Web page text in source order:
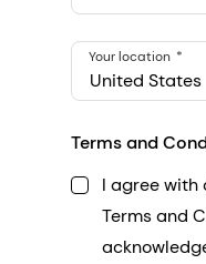
United States
Your location
Terms and
I agree with
Terms and